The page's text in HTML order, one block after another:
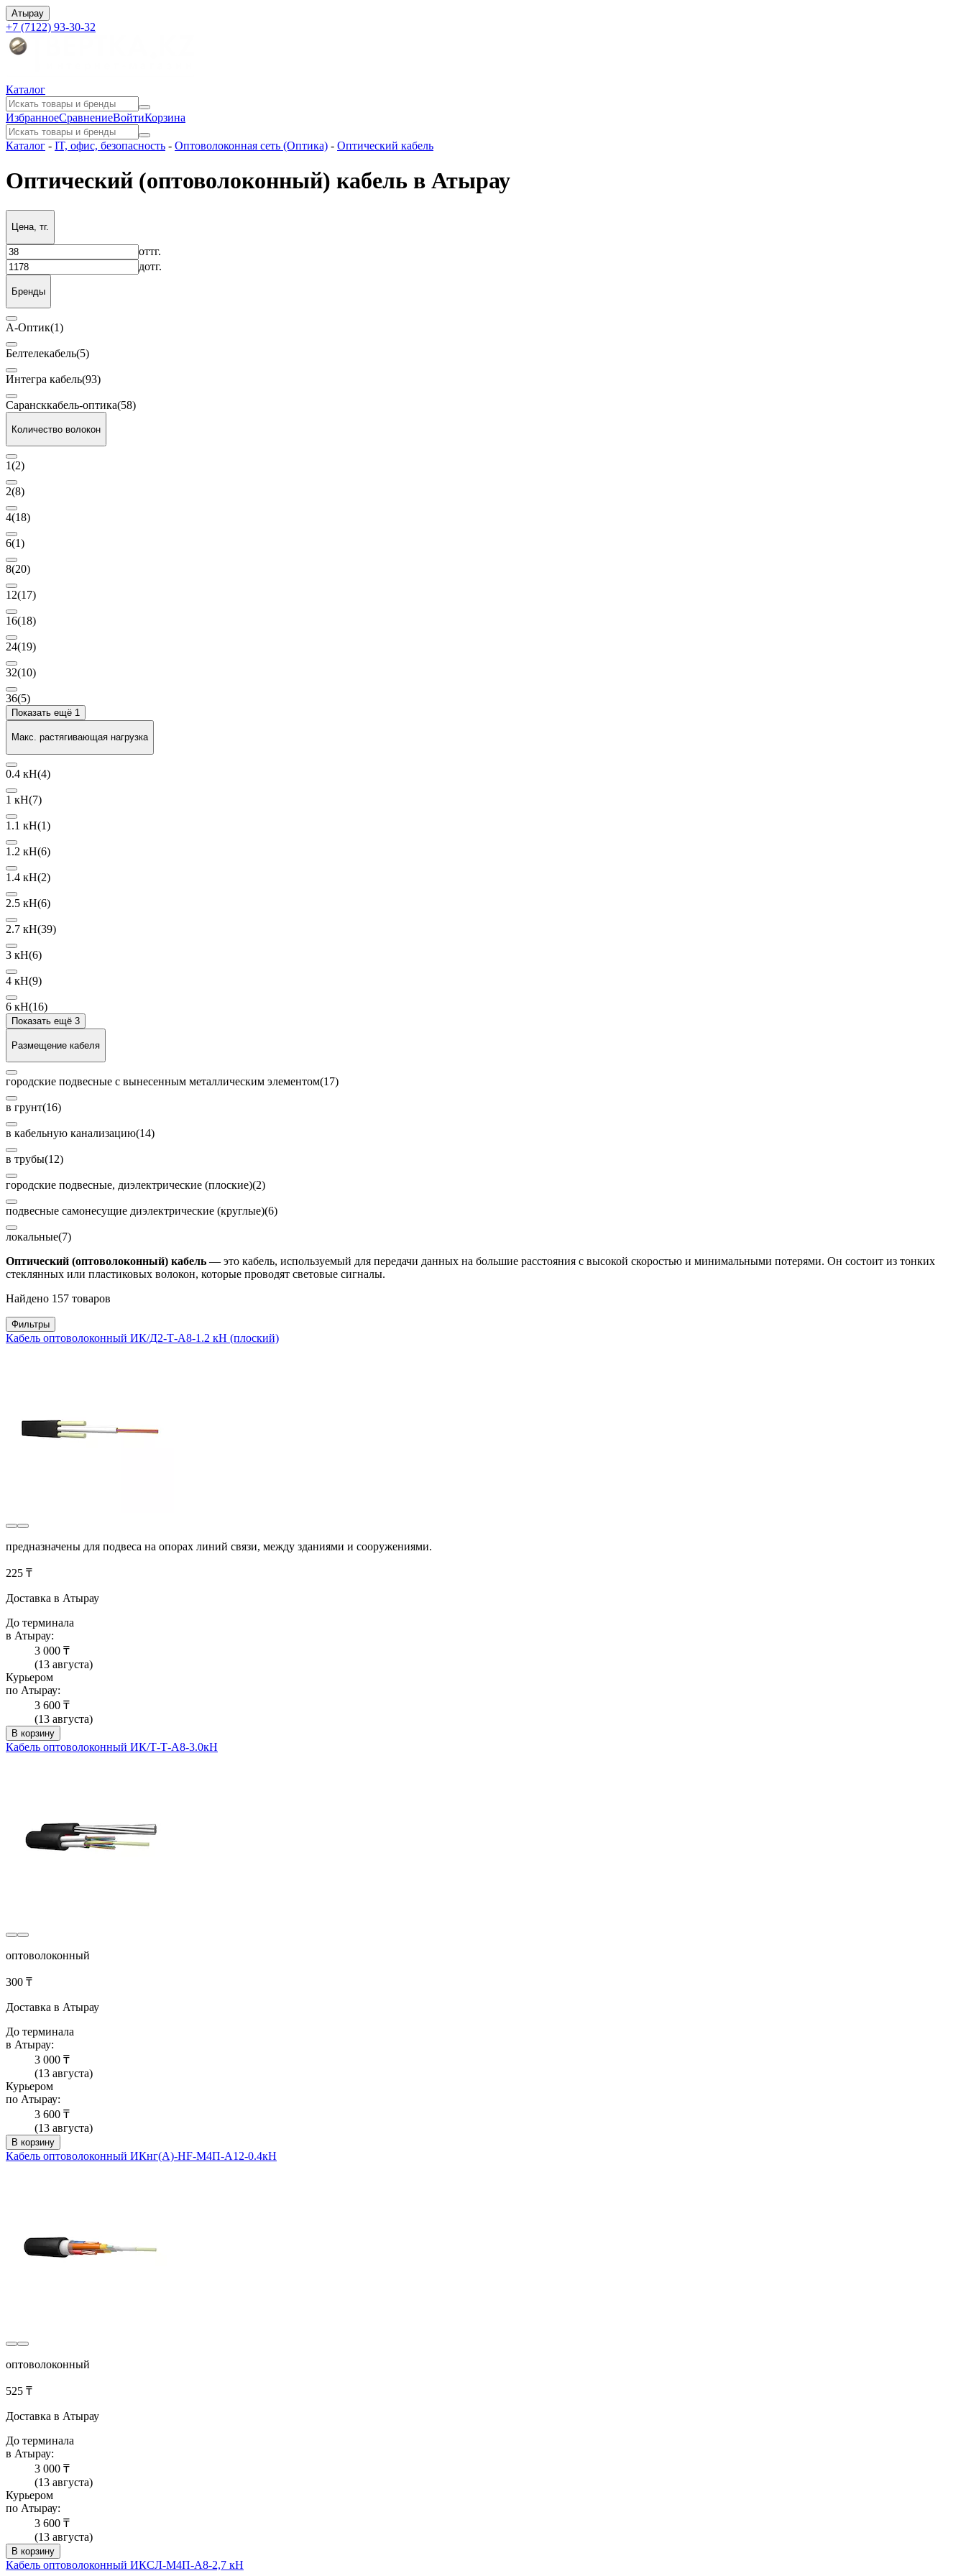
Атырау
+7 (7122) 93-30-32
Каталог
ИзбранноеСравнениеВойтиКорзина
Каталог - IT, офис, безопасность - Оптоволоконная сеть (Оптика) - Оптический кабель
Оптический (оптоволоконный) кабель в Атырау
Цена, тг.
оттг.
дотг.
Бренды
А-Оптик(1)
Белтелекабель(5)
Интегра кабель(93)
Сарансккабель-оптика(58)
Количество волокон
1(2)
2(8)
4(18)
6(1)
8(20)
12(17)
16(18)
24(19)
32(10)
36(5)
Показать ещё 1
Макс. растягивающая нагрузка
0.4 кН(4)
1 кН(7)
1.1 кН(1)
1.2 кН(6)
1.4 кН(2)
2.5 кН(6)
2.7 кН(39)
3 кН(6)
4 кН(9)
6 кН(16)
Показать ещё 3
Размещение кабеля
городские подвесные с вынесенным металлическим элементом(17)
в грунт(16)
в кабельную канализацию(14)
в трубы(12)
городские подвесные, диэлектрические (плоские)(2)
подвесные самонесущие диэлектрические (круглые)(6)
локальные(7)
Оптический (оптоволоконный) кабель — это кабель, используемый для передачи данных на большие расстояния с высокой скоростью и минимальными потерями. Он состоит из тонких
стеклянных или пластиковых волокон, которые проводят световые сигналы.
Найдено 157 товаров
Фильтры
Кабель оптоволоконный ИК/Д2-Т-А8-1.2 кН (плоский)
предназначены для подвеса на опорах линий связи, между зданиями и сооружениями.
225 ₸
Доставка в Атырау
До терминала
в Атырау:
3 000 ₸
(13 августа)
Курьером
по Атырау:
3 600 ₸
(13 августа)
В корзину
Кабель оптоволоконный ИК/Т-Т-А8-3.0кН
оптоволоконный
300 ₸
Доставка в Атырау
До терминала
в Атырау:
3 000 ₸
(13 августа)
Курьером
по Атырау:
3 600 ₸
(13 августа)
В корзину
Кабель оптоволоконный ИКнг(А)-HF-М4П-А12-0.4кН
оптоволоконный
525 ₸
Доставка в Атырау
До терминала
в Атырау:
3 000 ₸
(13 августа)
Курьером
по Атырау:
3 600 ₸
(13 августа)
В корзину
Кабель оптоволоконный ИКСЛ-М4П-А8-2,7 кН